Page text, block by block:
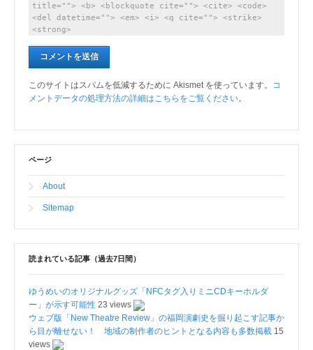
title=""> <b> <blockquote cite=""> <cite> <code>
<del datetime=""> <em> <i> <q cite=""> <strike>
<strong>
このサイトはスパムを低減するために Akismet を使っています。 コ
メントデータの処理方法の詳細はこちらをご覧ください。
ページ
About
Sitemap
読まれている記事（過去7日間）
ゆうめいのオリジナルグッズ「NFCタグ入りミニCDキーホルダ
ー」が示す可能性 23 views
ウェブ版「New Theatre Review」の福岡演劇史を掘り起こす記事か
ら目が離せない！ 地域の制作者のヒントとなる内容も多数掲載 15
views